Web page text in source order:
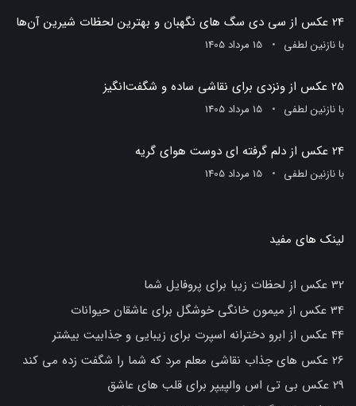
24 عکس از سی دی سگ های نگهبان و بهترین لحظات شیرین آن‌ها
بانازنین لطفی 15 مرداد 1405
25 عکس از ونزدی برای نقاشی ساده و شگفت‌انگیز
بانازنین لطفی 15 مرداد 1405
24 عکس از دلم گرفته ای دوست هوای گریه
بانازنین لطفی 15 مرداد 1405
لینک های مفید
32 عکس از لحظات زیبا برای پروفایل شما
34 عکس از میمون خانگی خوشگل برای عاشقان حیوانات
44 عکس از ابرو دخترانه اسپرت برای زیبایی و جذابیت بیشتر
26 عکس های جذاب نقاشی معلم مرد که شما را شگفت زده می کند
29 عکس بی تی اس والپیپر برای قلب های عاشق